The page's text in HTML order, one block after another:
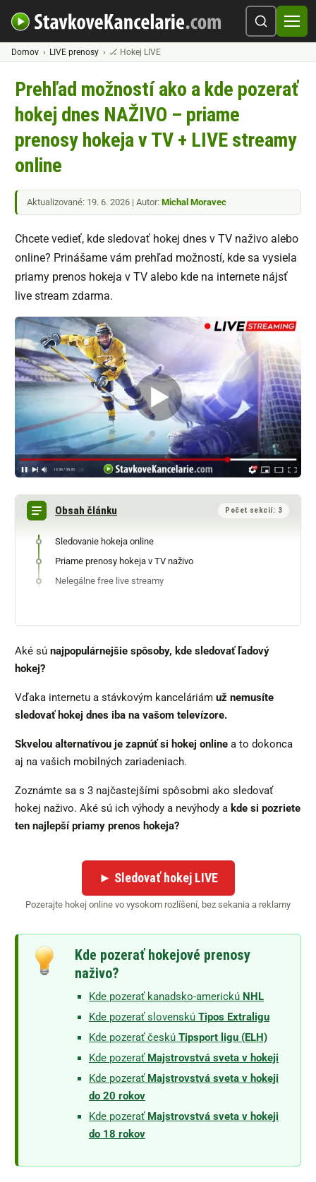
Domov LIVE prenosy 🏒 Hokej LIVE
Prehľad možností ako a kde pozerať
hokej dnes NAŽIVO – priame
prenosy hokeja v TV + LIVE streamy
online
Aktualizované: 19. 6. 2026 | Autor: Michal Moravec
Chcete vedieť, kde sledovať hokej dnes v TV naživo alebo
online? Prinášame vám prehľad možností, kde sa vysiela
priamy prenos hokeja v TV alebo kde na internete nájsť
live stream zdarma.
Obsah článku Počet sekcií: 3
Sledovanie hokeja online
Priame prenosy hokeja v TV naživo
Nelegálne free live streamy
Aké sú najpopulárnejšie spôsoby, kde sledovať ľadový
hokej?
Vďaka internetu a stávkovým kanceláriám už nemusíte
sledovať hokej dnes iba na vašom televízore.
Skvelou alternatívou je zapnúť si hokej online a to dokonca
aj na vašich mobilných zariadeniach.
Zoznámte sa s 3 najčastejšími spôsobmi ako sledovať
hokej naživo. Aké sú ich výhody a nevýhody a kde si pozriete
ten najlepší priamy prenos hokeja?
► Sledovať hokej LIVE
Pozerajte hokej online vo vysokom rozlíšení, bez sekania a reklamy
Kde pozerať hokejové prenosy
naživo?
Kde pozerať kanadsko-americkú NHL
Kde pozerať slovenskú Tipos Extraligu
Kde pozerať českú Tipsport ligu (ELH)
Kde pozerať Majstrovstvá sveta v hokeji
Kde pozerať Majstrovstvá sveta v hokeji
do 20 rokov
Kde pozeraťMajstrovstvá sveta v hokeji
do 18 rokov